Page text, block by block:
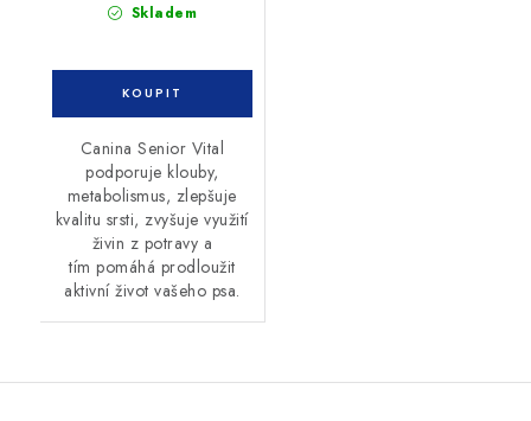
Skladem
Canina Senior Vital
podporuje klouby,
metabolismus, zlepšuje
kvalitu srsti, zvyšuje využití
živin z potravy a
tím pomáhá prodloužit
aktivní život vašeho psa.